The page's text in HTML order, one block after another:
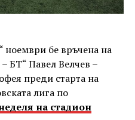
ноември бе връчена на
БТ“ Павел Велчев –
преди старта на
лига по
на стадион